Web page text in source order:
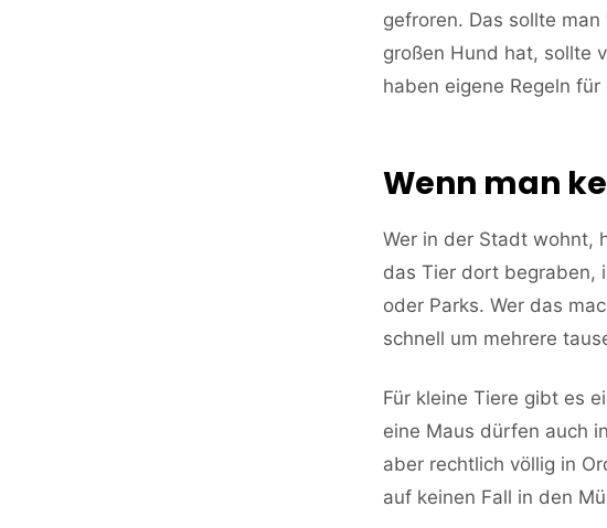
gefroren. Das sollte
großen Hund hat, sollte
haben eigene Regeln für
Wenn man
Wer in der Stadt wohnt,
das Tier dort begraben,
oder Parks. Wer das
schnell um mehrere
Für kleine Tiere gibt es
eine Maus dürfen auch
aber rechtlich völlig in
auf keinen Fall in den